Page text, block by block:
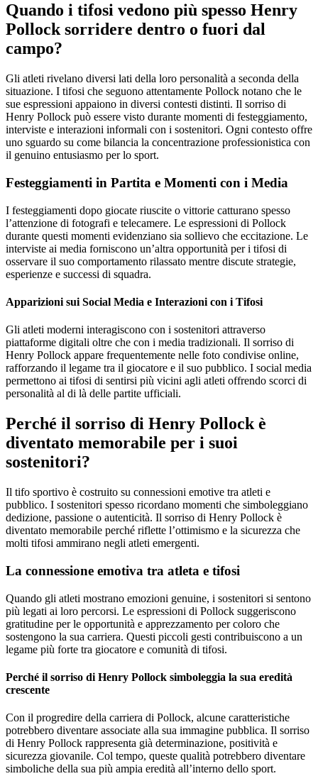
Quando i tifosi vedono più spesso Henry
Pollock sorridere dentro o fuori dal
campo?
Gli atleti rivelano diversi lati della loro personalità a seconda della
situazione. I tifosi che seguono attentamente Pollock notano che le
sue espressioni appaiono in diversi contesti distinti. Il sorriso di
Henry Pollock può essere visto durante momenti di festeggiamento,
interviste e interazioni informali con i sostenitori. Ogni contesto offre
uno sguardo su come bilancia la concentrazione professionistica con
il genuino entusiasmo per lo sport.
Festeggiamenti in Partita e Momenti con i Media
I festeggiamenti dopo giocate riuscite o vittorie catturano spesso
l’attenzione di fotografi e telecamere. Le espressioni di Pollock
durante questi momenti evidenziano sia sollievo che eccitazione. Le
interviste ai media forniscono un’altra opportunità per i tifosi di
osservare il suo comportamento rilassato mentre discute strategie,
esperienze e successi di squadra.
Apparizioni sui Social Media e Interazioni con i Tifosi
Gli atleti moderni interagiscono con i sostenitori attraverso
piattaforme digitali oltre che con i media tradizionali. Il sorriso di
Henry Pollock appare frequentemente nelle foto condivise online,
rafforzando il legame tra il giocatore e il suo pubblico. I social media
permettono ai tifosi di sentirsi più vicini agli atleti offrendo scorci di
personalità al di là delle partite ufficiali.
Perché il sorriso di Henry Pollock è
diventato memorabile per i suoi
sostenitori?
Il tifo sportivo è costruito su connessioni emotive tra atleti e
pubblico. I sostenitori spesso ricordano momenti che simboleggiano
dedizione, passione o autenticità. Il sorriso di Henry Pollock è
diventato memorabile perché riflette l’ottimismo e la sicurezza che
molti tifosi ammirano negli atleti emergenti.
La connessione emotiva tra atleta e tifosi
Quando gli atleti mostrano emozioni genuine, i sostenitori si sentono
più legati ai loro percorsi. Le espressioni di Pollock suggeriscono
gratitudine per le opportunità e apprezzamento per coloro che
sostengono la sua carriera. Questi piccoli gesti contribuiscono a un
legame più forte tra giocatore e comunità di tifosi.
Perché il sorriso di Henry Pollock simboleggia la sua eredità
crescente
Con il progredire della carriera di Pollock, alcune caratteristiche
potrebbero diventare associate alla sua immagine pubblica. Il sorriso
di Henry Pollock rappresenta già determinazione, positività e
sicurezza giovanile. Col tempo, queste qualità potrebbero diventare
simboliche della sua più ampia eredità all’interno dello sport.